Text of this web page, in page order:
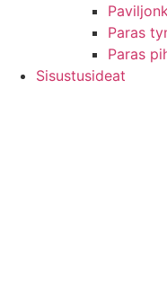
Paras
Paras
Sisustusideat